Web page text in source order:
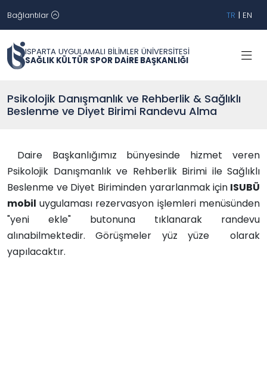
Bağlantılar TR | EN
ISPARTA UYGULAMALI BİLİMLER ÜNİVERSİTESİ
SAĞLIK KÜLTÜR SPOR DAİRE BAŞKANLIĞI
Psikolojik Danışmanlık ve Rehberlik & Sağlıklı
Beslenme ve Diyet Birimi Randevu Alma
Daire Başkanlığımız bünyesinde hizmet veren
Psikolojik Danışmanlık ve Rehberlik Birimi ile Sağlıklı
Beslenme ve Diyet Biriminden yararlanmak için ISUBÜ
mobil uygulaması rezervasyon işlemleri menüsünden
"yeni ekle" butonuna tıklanarak randevu
alınabilmektedir. Görüşmeler yüz yüze olarak
yapılacaktır.